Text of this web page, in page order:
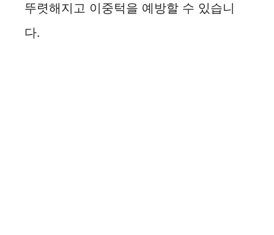
d
뚜렷해지고 이중턱을 예방할 수 있습니
다.